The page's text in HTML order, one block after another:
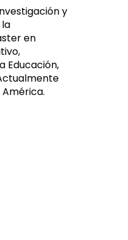
y
en
Educación,
América.